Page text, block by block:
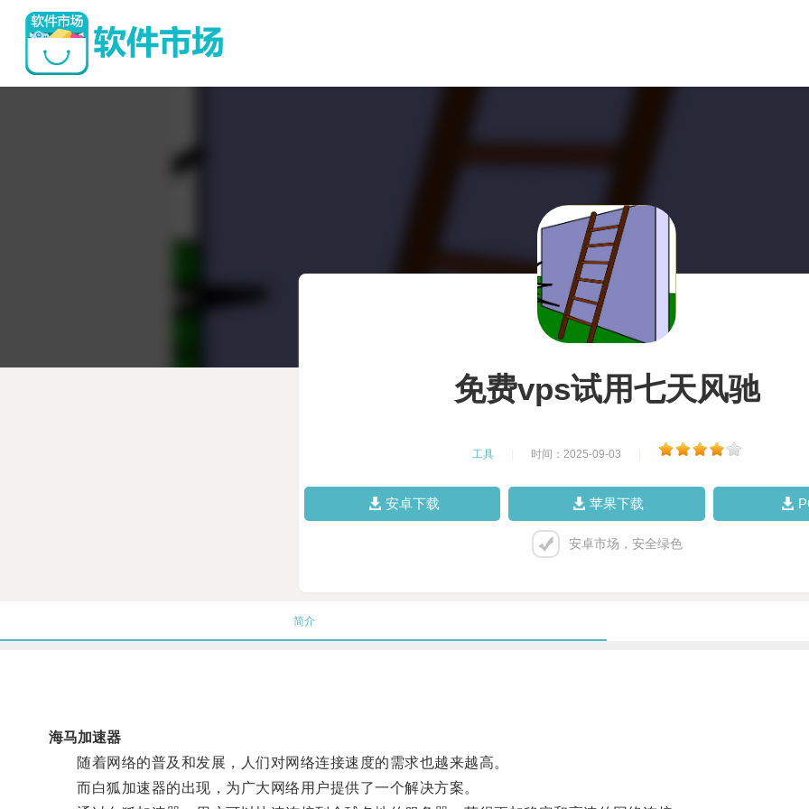
免费vps试用七天风驰
工具 时间：2025-09-03
安卓下载 苹果下载
安卓市场，安全绿色
简介
海马加速器
随着网络的普及和发展，人们对网络连接速度的需求也越来越高。
而白狐加速器的出现，为广大网络用户提供了一个解决方案。